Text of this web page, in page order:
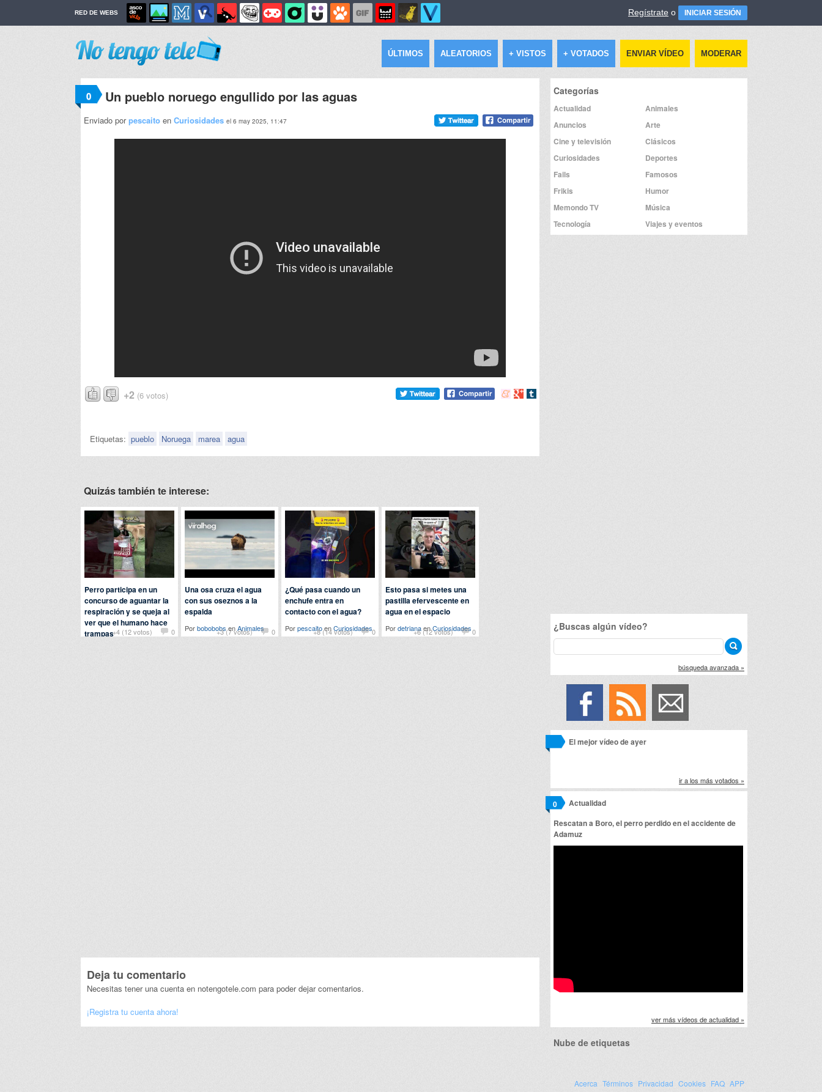
RED DE WEBS Regístrate o INICIAR SESIÓN
ÚLTIMOS ALEATORIOS + VISTOS + VOTADOS ENVIAR VÍDEO MODERAR
0 Un pueblo noruego engullido por las aguas
Enviado porpescaito en Curiosidades el 6 may 2025, 11:47
+2 (6 votos)
Compartir
Compartir
Compartir
Etiquetas: pueblo Noruega marea agua
Quizás también te interese:
+4 (12 votos) 0
Perro participa en un
concurso de aguantar la
respiración y se queja al
ver que el humano hace
trampas
+3 (7 votos) 0
Una osa cruza el agua
con sus oseznos a la
espalda
PorbobobobsenAnimales +8 (14 votos) 0
¿Qué pasa cuando un
enchufe entra en
contacto con el agua?
PorpescaitoenCuriosidades +6 (12 votos) 0
Esto pasa si metes una
pastilla efervescente en
agua en el espacio
PordetrianaenCuriosidades
Deja tu comentario
Necesitas tener una cuenta en notengotele.com para poder dejar comentarios.
¡Registra tu cuenta ahora!
Categorías
Actualidad
Animales
Anuncios
Arte
Cine y televisión
Clásicos
Curiosidades
Deportes
Fails
Famosos
Frikis
Humor
Memondo TV
Música
Tecnología
Viajes y eventos
¿Buscas algún vídeo?
búsqueda avanzada »
El mejor vídeo de ayer
ir a los más votados »
Actualidad
0
Rescatan a Boro, el perro perdido en el accidente de
Adamuz
ver más vídeos de actualidad »
Nube de etiquetas
Acerca Términos Privacidad Cookies FAQ APP